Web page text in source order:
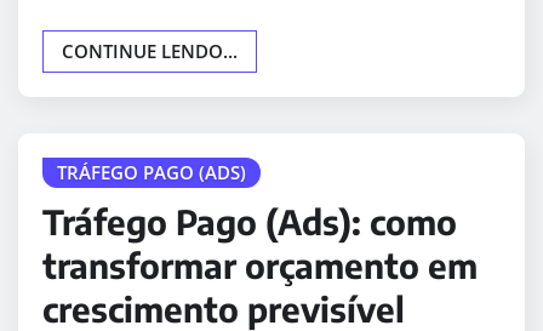
CONTINUE LENDO...
TRÁFEGO PAGO (ADS)
Tráfego Pago (Ads): como
transformar orçamento em
crescimento previsível